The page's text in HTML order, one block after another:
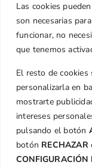
Las cookies
son necesarias
funcionar, no
que tenemos
El resto de cookies
personalizarla en
mostrarte
intereses
pulsando el botón
botón RECHAZAR
CONFIGURACIÓN